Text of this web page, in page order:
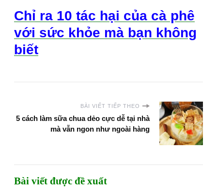
Chỉ ra 10 tác hại của cà phê
với sức khỏe mà bạn không
biết
BÀI VIẾT TIẾP THEO
5 cách làm sữa chua dẻo cực dễ tại nhà
mà vẫn ngon như ngoài hàng
Bài viết được đề xuất